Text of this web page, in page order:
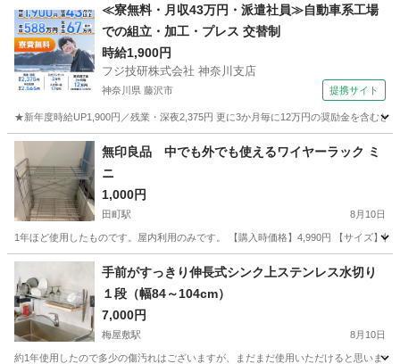
王子神谷駅 収納家具
≪寮無料・月収43万円・派遣社員≫自動車系工場
での組立・加工・プレス 交替制
時給1,900円
フジ技研株式会社 神奈川支店
神奈川県 藤沢市 提携サイト
★新年度時給UP1,900円／残業・深夜2,375円 更に3か月毎に12万円の奨励金を含む
神奈川 藤沢市 その他
無印良品 中でも外でも使えるワイヤーラック ミ
ニ
1,000円
田町駅 8月10日
1年ほど使用したものです。屋内利用のみです。 【購入時価格】4,990円 【サイズ】
東京 港区 田町駅 収納家具
手前がすっきり伸長式シンク上ステンレス水切り
１段（幅84～104cm）
7,000円
梅屋敷駅 8月10日
約1年使用したので多少の傷汚れはございますが、まだまだ使用いただけると思いま